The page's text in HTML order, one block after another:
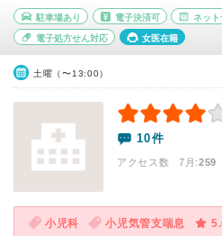
駐車場あり 電子決済可 ネット
電子処方せん対応 女医在籍
土曜（〜13:00）
10件
アクセス数 7月:259
小児科 小児気管支喘息